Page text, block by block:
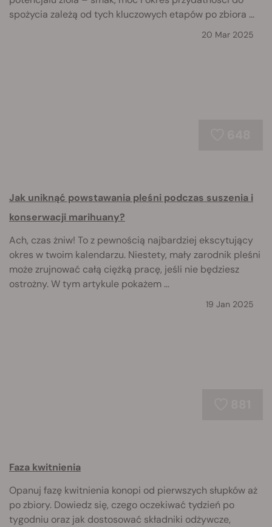
spożycia zależą od tych kluczowych etapów po zbiora ...
20 Mar 2025
Jak uniknąć powstawania pleśni podczas suszenia i
konserwacji marihuany?
Ach, czas żniw! To z pewnością najbardziej ekscytujący
okres w twoim kalendarzu. Niestety, mały zarodnik pleśni
może zrujnować całą ciężką pracę, jeśli nie będziesz
ostrożny. W tym artykule pokażem ...
19 Jan 2025
Faza kwitnienia
Opanuj fazę kwitnienia konopi od pierwszych słupków aż
po zbiory. Dowiedz się, czego oczekiwać tydzień po
tygodniu oraz jak dostosować składniki odżywcze,